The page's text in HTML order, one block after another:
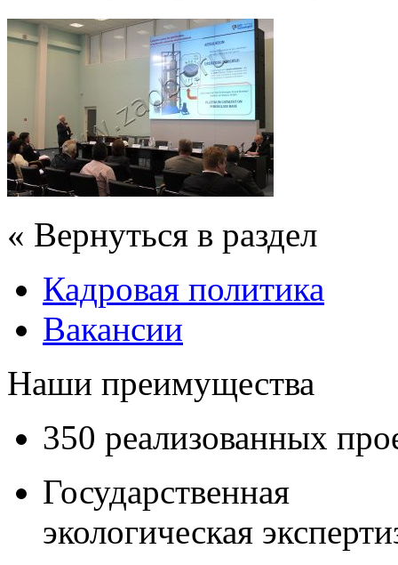
« Вернуться в раздел
Кадровая политика
Вакансии
Наши преимущества
350 реализованных
Государственная
экологическая